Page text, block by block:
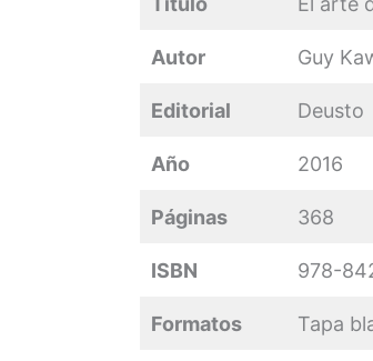
Autor Guy
Editorial Deusto
Año 2016
Páginas 368
ISBN 978-
Formatos Tapa